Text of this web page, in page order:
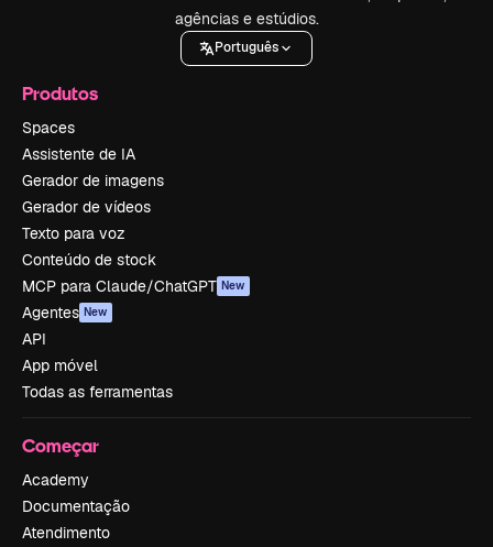
agências e estúdios.
Português
Produtos
Spaces
Assistente de IA
Gerador de imagens
Gerador de vídeos
Texto para voz
Conteúdo de stock
MCP para Claude/ChatGPT New
Agentes New
API
App móvel
Todas as ferramentas
Começar
Academy
Documentação
Atendimento